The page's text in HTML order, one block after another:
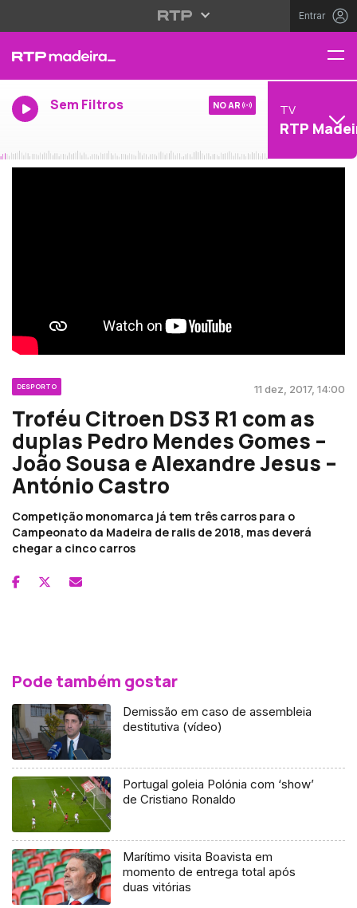
Entrar
Sem Filtros NO AR TV
RTP
DESPORTO 11 dez, 2017, 14:00
Troféu Citroen DS3 R1 com as
duplas Pedro Mendes Gomes –
João Sousa e Alexandre Jesus –
António Castro
Competição monomarca já tem três carros para o
Campeonato da Madeira de ralis de 2018, mas deverá
chegar a cinco carros
Pode também gostar
Demissão em caso de assembleia
destitutiva (vídeo)
Portugal goleia Polónia com ‘show’
de Cristiano Ronaldo
Marítimo visita Boavista em
momento de entrega total após
duas vitórias